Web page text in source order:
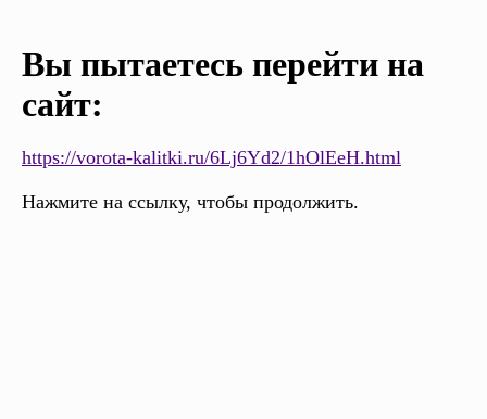
Вы пытаетесь перейти на
сайт:
https://vorota-kalitki.ru/6Lj6Yd2/1hOlEeH.html
Нажмите на ссылку, чтобы продолжить.